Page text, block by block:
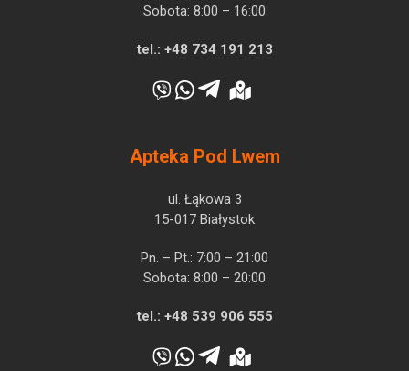
Sobota: 8:00 – 16:00
tel.: +48 734 191 213
Apteka Pod Lwem
ul. Łąkowa 3
15-017 Białystok
Pn. – Pt.: 7:00 – 21:00
Sobota: 8:00 – 20:00
tel.: +48 539 906 555